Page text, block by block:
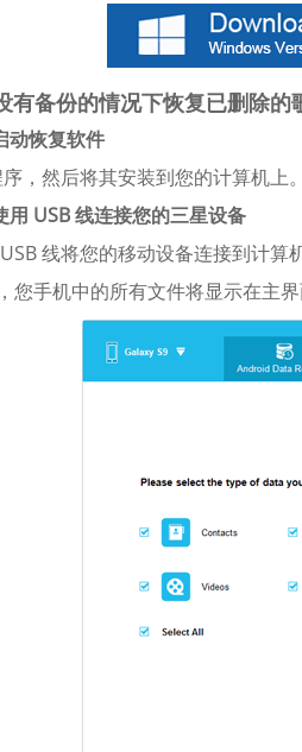
有备份的情况下恢复已删除的
动恢复软件
，然后将其安装到您的计算机上
用 USB 线连接您的三星设备
线将您的移动设备连接到计算
您手机中的所有文件将显示在主